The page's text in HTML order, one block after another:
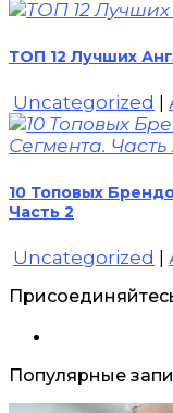
ТОП 12 Лучших
Uncategorized
10 Топовых
Часть 2
Uncategorized
Популярные